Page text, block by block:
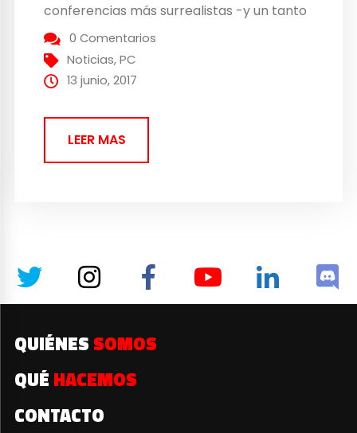
conferencias más surrealistas -y un tanto
macabra- de la historia. La charla duró
apenas 15 minutos, tiempo suficiente que
les bastó para hacer una crítica a la
0 Comentarios
Noticias,PC
13 junio, 2017
LEER MAS
QUIÉNES SOMOS
QUÉ HACEMOS
CONTACTO